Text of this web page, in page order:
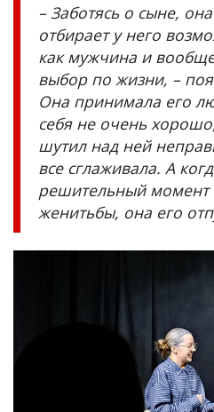
– Заботясь о сыне,
отбирает у него
как мужчина и
выбор по жизни, –
Она принимала его
себя не очень
шутил над ней
все сглаживала. А
решительный момент
женитьбы, она его